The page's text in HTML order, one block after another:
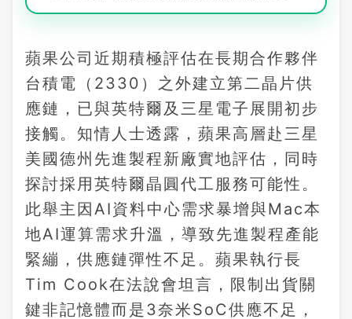
蘋果公司近期積極評估在長期合作夥伴
台積電（2330）之外建立第二晶片供
應鏈，已與英特爾及三星電子展開初步
接觸。知情人士透露，蘋果高層赴三星
美國德州先進製程新廠實地評估，同時
探討採用英特爾晶圓代工服務可能性。
此舉主因AI資料中心需求暴增與Mac本
地AI運算需求升溫，導致先進製程產能
緊繃，供應鏈彈性不足。蘋果執行長
Tim Cook在法說會坦言，限制出貨關
鍵非記憶體而是3奈米SoC供應不足，